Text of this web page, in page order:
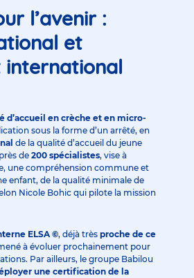
l’avenir :
et
international
d’accueil en crèche et en micro-
sous la forme d’un arrêté, en
de la qualité d’accueil du jeune
de 200 spécialistes, vise à
une compréhension commune et
enfant, de la qualité minimale de
Nicole Bohic qui pilote la mission
ELSA ©, déjà très proche de ce
à évoluer prochainement pour
Par ailleurs, le groupe Babilou
une certification de la